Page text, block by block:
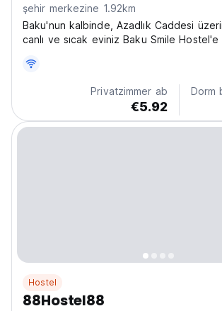
şehir merkezine 1.92km
Baku'nun kalbinde, Azadlık Caddesi
canlı ve sıcak eviniz Baku Smile
başkentini keşfetmek için mükemmel bir
Kapılarımızdan dışarı adım attığınızı...
Privatzimmer ab
€5.92
Dorm
Hostel
88Hostel88